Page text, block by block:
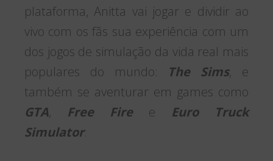
plataforma, Anitta vai jogar e dividir ao
vivo com os fãs sua experiência com um
dos jogos de simulação da vida real mais
populares do mundo:
The Sims, e
também se aventurar em games como
GTA, Free Firee Euro Truck
Simulator.